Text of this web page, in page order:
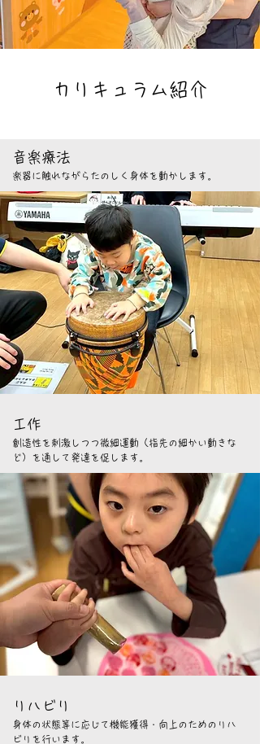
カリキュラム紹介
音楽療法
楽器に触れながらたのしく身体を動かします。
工作
創造性を刺激しつつ微細運動（指先の細かい動きな
ど）を通して発達を促します。
リハビリ
身体の状態等に応じて機能獲得・向上のためのリハ
ビリを行います。